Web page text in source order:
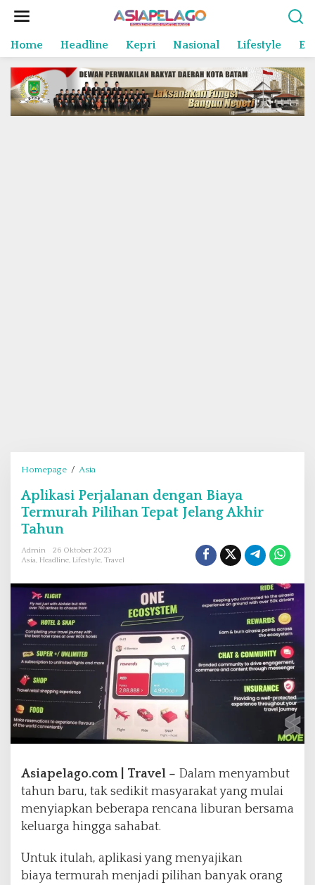
Home Headline Kepri Nasional Lifestyle
Homepage / Asia
l
i
s
P
a
a
n
d
a
n
B
a
a
T
Aplikasi Perjalanan dengan Biaya
Termurah Pilihan Tepat Jelang Akhir
Tahun
Admin
26 Oktober 2023
Asia, Headline, Lifestyle, Travel
Asiapelago.com | Travel – Dalam menyambut
tahun baru, tak sedikit masyarakat yang mulai
menyiapkan beberapa rencana liburan bersama
keluarga hingga sahabat.
Untuk itulah, aplikasi yang menyajikan
biaya termurah menjadi pilihan banyak orang